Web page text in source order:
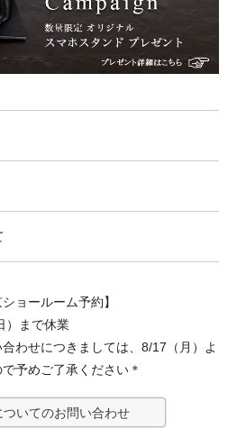
ョールーム予約】
）まで休業
わせにつきましては、8/17（月）よ
予めご了承ください＊
ついてのお問い合わせ